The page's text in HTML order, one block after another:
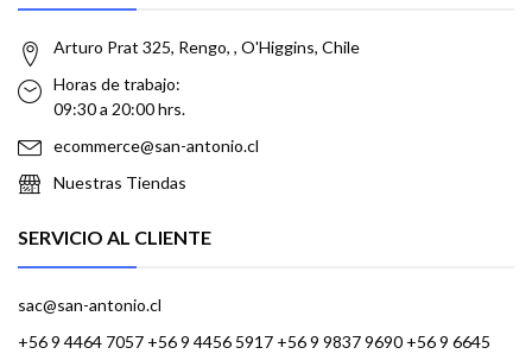
Arturo Prat 325, Rengo, , O'Higgins, Chile
Horas de trabajo:
09:30 a 20:00 hrs.
ecommerce@san-antonio.cl
Nuestras Tiendas
SERVICIO AL CLIENTE
sac@san-antonio.cl
+56 9 4464 7057 +56 9 4456 5917 +56 9 9837 9690 +56 9 6645